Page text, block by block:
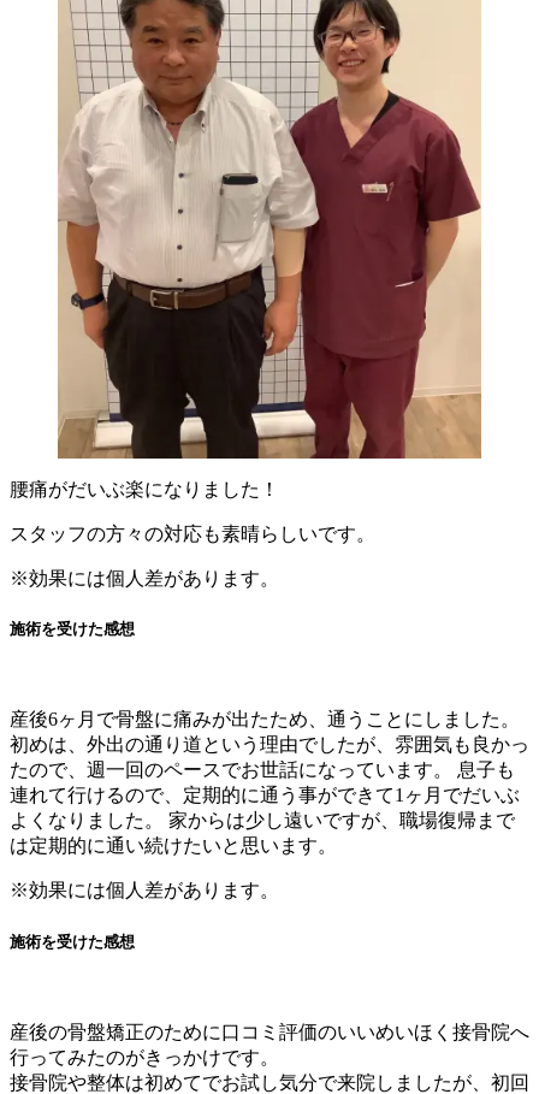
腰痛がだいぶ楽になりました！
スタッフの方々の対応も素晴らしいです。
※効果には個人差があります。
施術を受けた感想
産後6ヶ月で骨盤に痛みが出たため、通うことにしました。
初めは、外出の通り道という理由でしたが、雰囲気も良かっ
たので、週一回のペースでお世話になっています。 息子も
連れて行けるので、定期的に通う事ができて1ヶ月でだいぶ
よくなりました。 家からは少し遠いですが、職場復帰まで
は定期的に通い続けたいと思います。
※効果には個人差があります。
施術を受けた感想
産後の骨盤矯正のために口コミ評価のいいめいほく接骨院へ
行ってみたのがきっかけです。
接骨院や整体は初めてでお試し気分で来院しましたが、初回